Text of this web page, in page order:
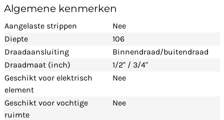
Algemene kenmerken
Aangelaste strippen
Nee
Diepte
106
Draadaansluiting
Binnendraad/buitendraad
Draadmaat (inch)
1/2" / 3/4"
Geschikt voor elektrisch
element
Nee
Geschikt voor vochtige
ruimte
Nee